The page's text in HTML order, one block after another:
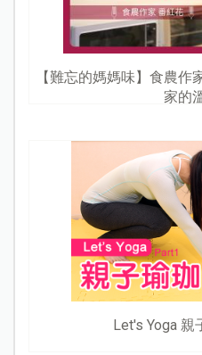
【難忘的媽媽味】食農
家的
Let's Yoga 親